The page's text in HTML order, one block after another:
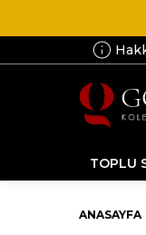
TOPLU
ANASAYFA